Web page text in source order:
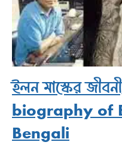
ইলন মাস্কের
biography of
Bengali